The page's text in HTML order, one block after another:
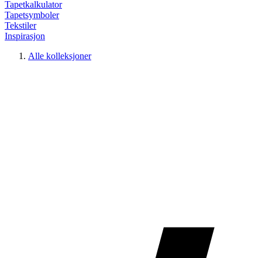
Tapetkalkulator
Tapetsymboler
Tekstiler
Inspirasjon
Alle kolleksjoner